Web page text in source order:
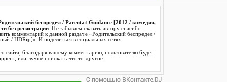
беспредел / Parentat Guidance [2012 / комедия,
без регистрации . Не забываем сказать автору спасибо.
комментарий к данной раздаче «Родительский беспредел /
/ HDRip]». И поделиться в социальных сетях.
сайта, благодаря вашему комментарию, пользователю будет
или лучше поискать что то другое.